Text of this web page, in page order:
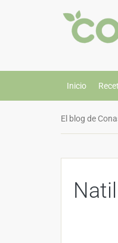
Inicio
El blog de